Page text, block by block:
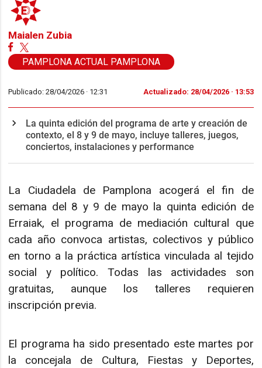
Maialen Zubia
PAMPLONA ACTUAL PAMPLONA
Publicado: 28/04/2026 · 12:31 Actualizado: 28/04/2026 · 13:53
La quinta edición del programa de arte y creación de
contexto, el 8 y 9 de mayo, incluye talleres, juegos,
conciertos, instalaciones y performance
La Ciudadela de Pamplona acogerá el fin de
semana del 8 y 9 de mayo la quinta edición de
Erraiak, el programa de mediación cultural que
cada año convoca artistas, colectivos y público
en torno a la práctica artística vinculada al tejido
social y político. Todas las actividades son
gratuitas, aunque los talleres requieren
inscripción previa.
El programa ha sido presentado este martes por
la concejala de Cultura, Fiestas y Deportes,